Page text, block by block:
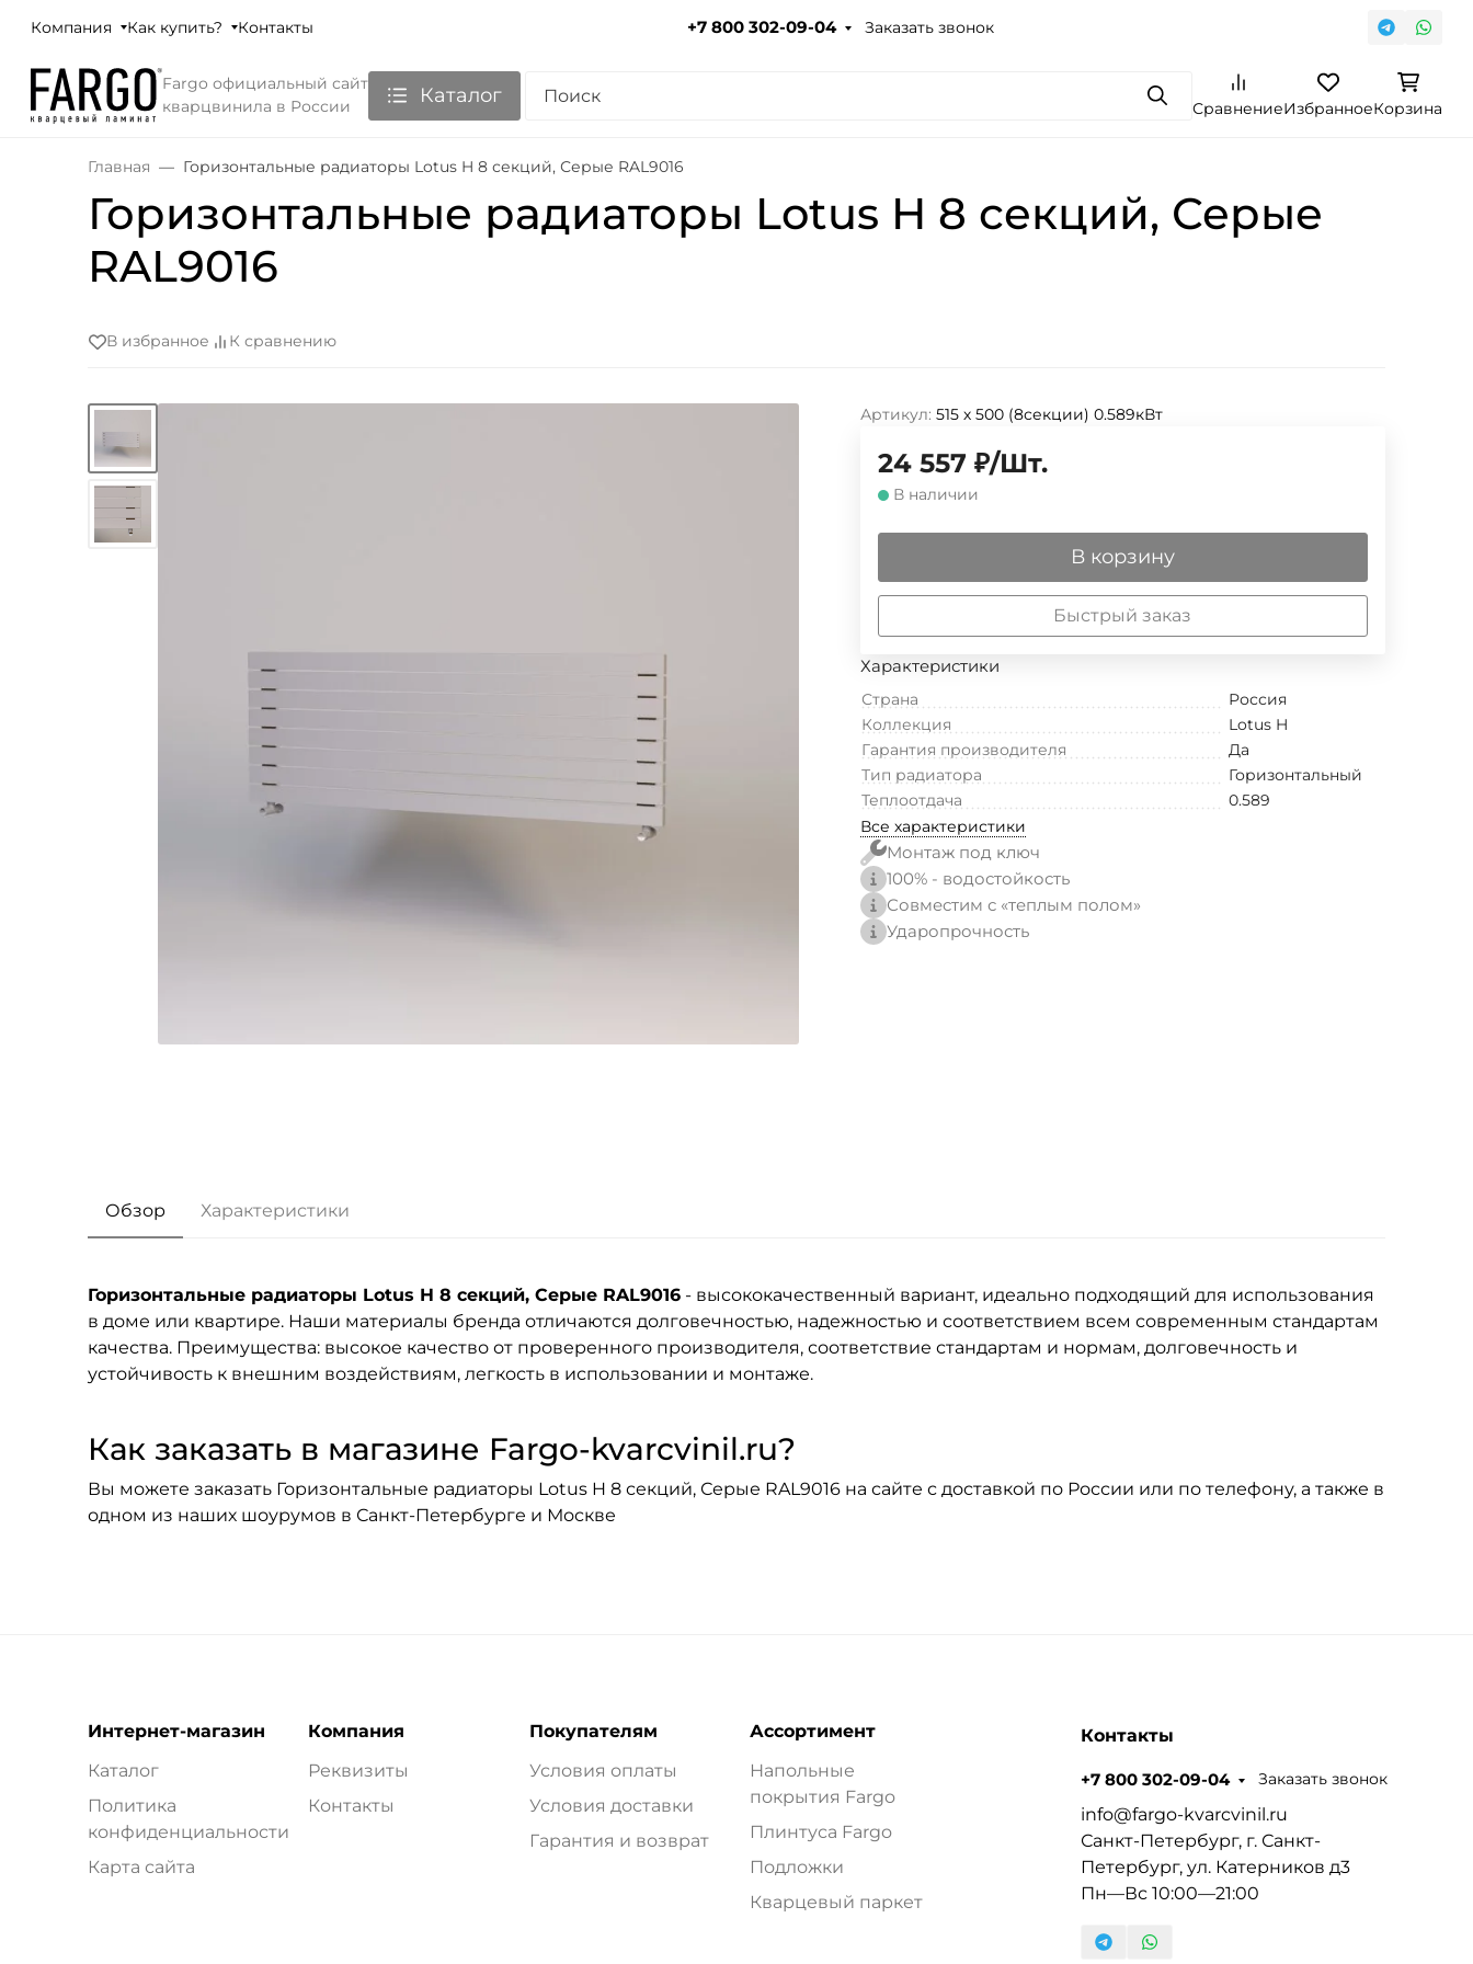
Компания Как купить? Контакты +7 800 302-09-04 Заказать звонок
Fargo официальный сайт
кварцвинила в России
Каталог ПоискСравнениеИзбранноеКорзина
Главная Горизонтальные радиаторы Lotus H 8 секций, Серые RAL9016
Горизонтальные радиаторы Lotus H 8 секций, Серые
RAL9016
В избранное К сравнению
Артикул: 515 х 500 (8секции) 0.589кВт
24 557 ₽/Шт.
В наличии
В корзину
Быстрый заказ
Характеристики
Страна
Россия
Коллекция
Lotus H
Гарантия производителя
Да
Тип радиатора
Горизонтальный
Теплоотдача
0.589
Все характеристики
Монтаж под ключ
100% - водостойкость
Совместим с «теплым полом»
Ударопрочность
Обзор Характеристики
Горизонтальные радиаторы Lotus H 8 секций, Серые RAL9016 - высококачественный вариант, идеально подходящий для использования
в доме или квартире. Наши материалы бренда отличаются долговечностью, надежностью и соответствием всем современным стандартам
качества. Преимущества: высокое качество от проверенного производителя, соответствие стандартам и нормам, долговечность и
устойчивость к внешним воздействиям, легкость в использовании и монтаже.
Как заказать в магазине Fargo-kvarcvinil.ru?
Вы можете заказать Горизонтальные радиаторы Lotus H 8 секций, Серые RAL9016 на сайте с доставкой по России или по телефону, а также в
одном из наших шоурумов в Санкт-Петербурге и Москве
Интернет-магазин
Каталог
Политика
конфиденциальности
Карта сайта
Компания
Реквизиты
Контакты
Покупателям
Условия оплаты
Условия доставки
Гарантия и возврат
Ассортимент
Напольные
покрытия Fargo
Плинтуса Fargo
Подложки
Кварцевый паркет
Контакты
+7 800 302-09-04 Заказать звонок
info@fargo-kvarcvinil.ru
Санкт-Петербург, г. Санкт-
Петербург, ул. Катерников д3
Пн—Вс 10:00—21:00